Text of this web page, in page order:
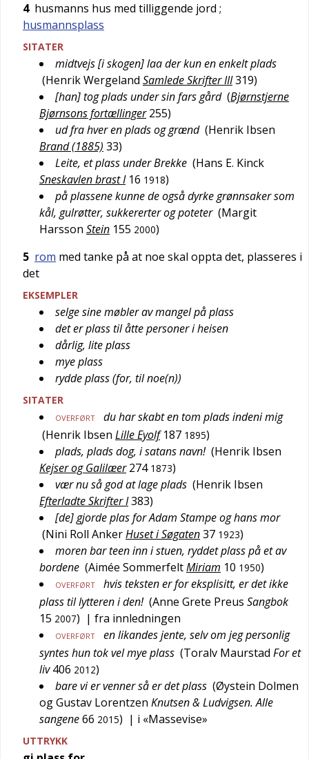
4 husmanns hus med tilliggende jord ;
husmannsplass
SITATER
midtvejs [i skogen] laa der kun en enkelt plads
(Henrik Wergeland Samlede Skrifter III319)
[han] tog plads under sin fars gård (Bjørnstjerne
Bjørnsons fortællinger 255)
ud fra hver en plads og grænd (Henrik Ibsen
Brand (1885) 33)
Leite, et plass under Brekke (Hans E. Kinck
Sneskavlen brast I 16 1918)
på plassene kunne de også dyrke grønnsaker som
kål, gulrøtter, sukkererter og poteter (Margit
Harsson Stein 155 2000)
5 rom med tanke på at noe skal oppta det, plasseres i
det
EKSEMPLER
selge sine møbler av mangel på plass
det er plass til åtte personer i heisen
dårlig, lite plass
mye plass
rydde plass (for, til noe(n))
SITATER
OVERFØRT
du har skabt en tom plads indeni mig
(Henrik Ibsen Lille Eyolf 187 1895)
plads, plads dog, i satans navn! (Henrik Ibsen
Kejser og Galilæer 274 1873)
vær nu så god at lage plads (Henrik Ibsen
Efterladte Skrifter I383)
[de] gjorde plas for Adam Stampe og hans mor
(Nini Roll AnkerHuset i Søgaten37 1923)
moren bar teen inn i stuen, ryddet plass på et av
bordene (Aimée SommerfeltMiriam 10 1950)
OVERFØRT
hvis teksten er for eksplisitt, er det ikke
plass til lytteren i den! (Anne Grete Preus Sangbok
15 2007) | fra innledningen
OVERFØRT
en likandes jente, selv om jeg personlig
syntes hun tok vel mye plass (Toralv Maurstad For et
liv 406 2012)
bare vi er venner så er det plass (Øystein Dolmen
og Gustav Lorentzen Knutsen & Ludvigsen. Alle
sangene66 2015) | i «Massevise»
UTTRYKK